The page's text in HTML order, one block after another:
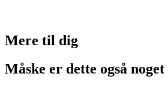
Mere til dig
Måske er dette også